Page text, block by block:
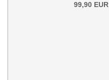
99,90 EUR